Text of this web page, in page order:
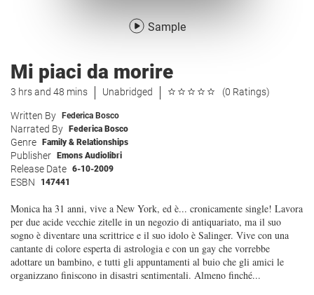
Sample
Mi piaci da morire
3 hrs and 48 mins Unabridged (0 Ratings)
Written By Federica Bosco
Narrated By Federica Bosco
Genre Family & Relationships
Publisher Emons Audiolibri
Release Date 6-10-2009
ESBN 147441
Monica ha 31 anni, vive a New York, ed è... cronicamente single! Lavora
per due acide vecchie zitelle in un negozio di antiquariato, ma il suo
sogno è diventare una scrittrice e il suo idolo è Salinger. Vive con una
cantante di colore esperta di astrologia e con un gay che vorrebbe
adottare un bambino, e tutti gli appuntamenti al buio che gli amici le
organizzano finiscono in disastri sentimentali. Almeno finché...